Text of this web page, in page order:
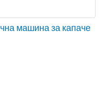
машина за капаче